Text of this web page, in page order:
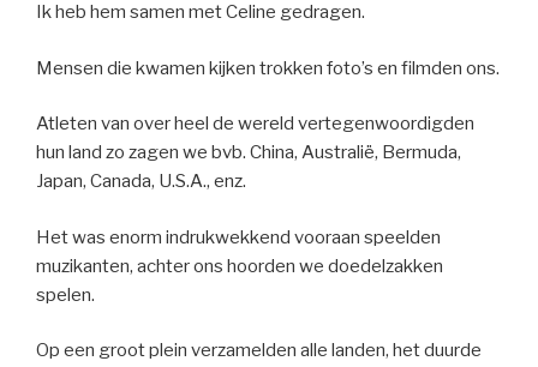
Ik heb hem samen met Celine gedragen.
Mensen die kwamen kijken trokken foto’s en filmden ons.
Atleten van over heel de wereld vertegenwoordigden
hun land zo zagen we bvb. China, Australië, Bermuda,
Japan, Canada, U.S.A., enz.
Het was enorm indrukwekkend vooraan speelden
muzikanten, achter ons hoorden we doedelzakken
spelen.
Op een groot plein verzamelden alle landen, het duurde